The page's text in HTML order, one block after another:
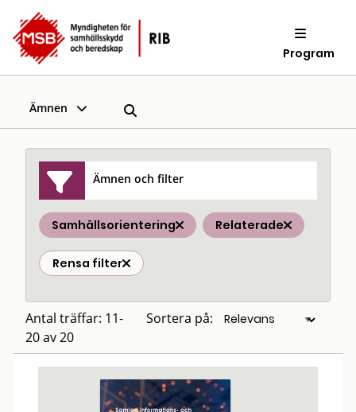
Program
Ämnen
Ämnen och filter
Samhällsorientering Relaterade
Rensa filter
Antal träffar: 11-
20 av 20
Sortera på: